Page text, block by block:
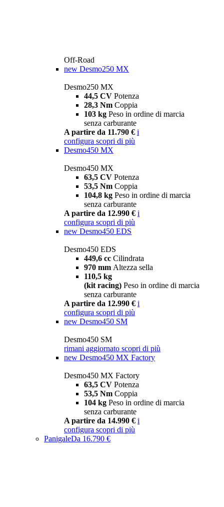
Off-Road
new Desmo250 MX
Desmo250 MX
44,5 CV Potenza
28,3 Nm Coppia
103 kg Peso in ordine di marcia
senza carburante
A partire da 11.790 € i
configura scopri di più
Desmo450 MX
Desmo450 MX
63,5 CV Potenza
53,5 Nm Coppia
104,8 kg Peso in ordine di marcia
senza carburante
A partire da 12.990 € i
configura scopri di più
new Desmo450 EDS
Desmo450 EDS
449,6 cc Cilindrata
970 mm Altezza sella
110,5 kg
(kit racing) Peso in ordine di marcia
senza carburante
A partire da 12.990 € i
configura scopri di più
new Desmo450 SM
Desmo450 SM
rimani aggiornato scopri di più
new Desmo450 MX Factory
Desmo450 MX Factory
63,5 CV Potenza
53,5 Nm Coppia
104 kg Peso in ordine di marcia
senza carburante
A partire da 14.990 € i
configura scopri di più
PanigaleDa 16.790 €